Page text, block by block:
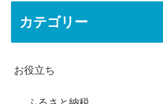
カテゴリー
お役立ち